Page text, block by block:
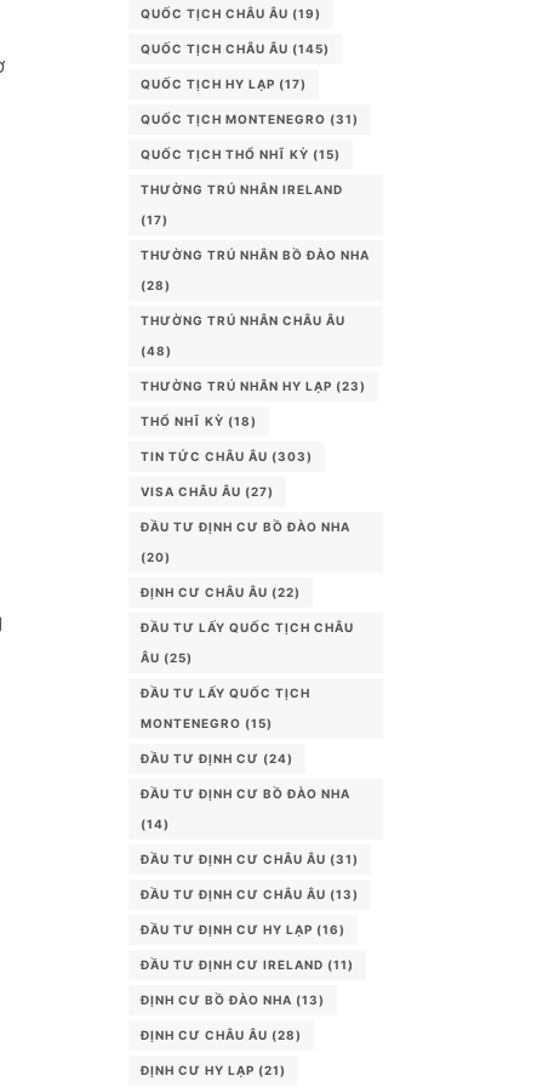
QUỐC TỊCH CHÂU ÂU (19)
QUỐC TỊCH CHÂU ÂU (145)
QUỐC TỊCH HY LẠP (17)
QUỐC TỊCH MONTENEGRO (31)
QUỐC TỊCH THỔ NHĨ KỲ (15)
THƯỜNG TRÚ NHÂN IRELAND
(17)
THƯỜNG TRÚ NHÂN BỒ ĐÀO NHA
(28)
THƯỜNG TRÚ NHÂN CHÂU ÂU
(48)
THƯỜNG TRÚ NHÂN HY LẠP (23)
THỔ NHĨ KỲ (18)
TIN TỨC CHÂU ÂU (303)
VISA CHÂU ÂU (27)
ĐẦU TƯ ĐỊNH CƯ BỒ ĐÀO NHA
(20)
ĐỊNH CƯ CHÂU ÂU (22)
ĐẦU TƯ LẤY QUỐC TỊCH CHÂU
ÂU (25)
ĐẦU TƯ LẤY QUỐC TỊCH
MONTENEGRO (15)
ĐẦU TƯ ĐỊNH CƯ (24)
ĐẦU TƯ ĐỊNH CƯ BỒ ĐÀO NHA
(14)
ĐẦU TƯ ĐỊNH CƯ CHÂU ÂU (31)
ĐẦU TƯ ĐỊNH CƯ CHÂU ÂU (13)
ĐẦU TƯ ĐỊNH CƯ HY LẠP (16)
ĐẦU TƯ ĐỊNH CƯ IRELAND (11)
ĐỊNH CƯ BỒ ĐÀO NHA (13)
ĐỊNH CƯ CHÂU ÂU (28)
ĐỊNH CƯ HY LẠP (21)